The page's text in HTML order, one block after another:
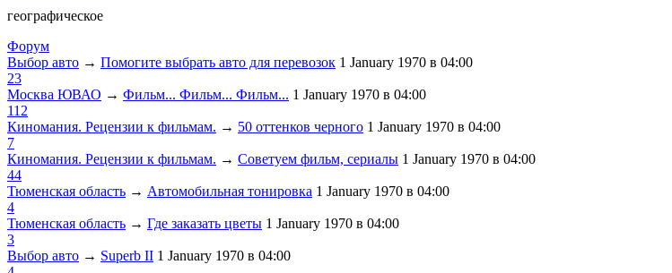
географическое
Форум
Выбор авто → Помогите выбрать авто для перевозок 1 January 1970 в 04:00
23
Москва ЮВАО → Фильм... Фильм... Фильм... 1 January 1970 в 04:00
112
Киномания. Рецензии к фильмам. → 50 оттенков черного 1 January 1970 в 04:00
7
Киномания. Рецензии к фильмам. → Советуем фильм, сериалы 1 January 1970 в 04:00
44
Тюменская область → Автомобильная тонировка 1 January 1970 в 04:00
4
Тюменская область → Где заказать цветы 1 January 1970 в 04:00
3
Выбор авто → Superb II 1 January 1970 в 04:00